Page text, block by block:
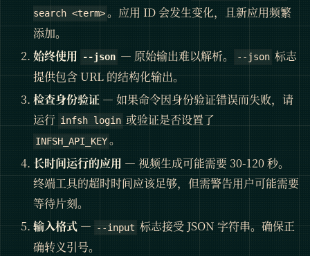
search <term>。应用 ID 会发生变化，且新应用频繁
添加。
始终使用
--json — 原始输出难以解析。 --json 标志
提供包含 URL 的结构化输出。
检查身份验证 — 如果命令因身份验证错误而失败，请
运行 infsh login 或验证是否设置了
INFSH_API_KEY 。
长时间运行的应用 — 视频生成可能需要 30-120 秒。
终端工具的超时时间应该足够，但需警告用户可能需要
等待片刻。
输入格式—--input标志接受 JSON 字符串。确保正
确转义引号。